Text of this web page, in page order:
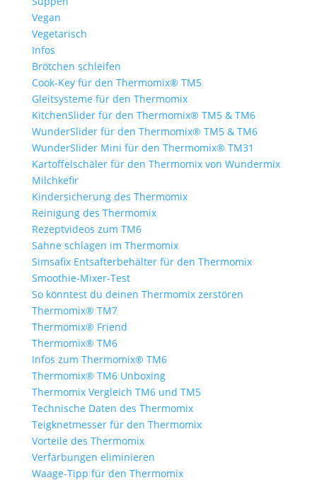
Vegan
Vegetarisch
Infos
Brötchen schleifen
Cook-Key für den Thermomix® TM5
Gleitsysteme für den Thermomix
KitchenSlider für den Thermomix® TM5 & TM6
WunderSlider für den Thermomix® TM5 & TM6
WunderSlider Mini für den Thermomix® TM31
Kartoffelschäler für den Thermomix von Wundermix
Milchkefir
Kindersicherung des Thermomix
Reinigung des Thermomix
Rezeptvideos zum TM6
Sahne schlagen im Thermomix
Simsafix Entsafterbehälter für den Thermomix
Smoothie-Mixer-Test
So könntest du deinen Thermomix zerstören
Thermomix® TM7
Thermomix® Friend
Thermomix® TM6
Infos zum Thermomix® TM6
Thermomix® TM6 Unboxing
Thermomix Vergleich TM6 und TM5
Technische Daten des Thermomix
Teigknetmesser für den Thermomix
Vorteile des Thermomix
Verfärbungen eliminieren
Waage-Tipp für den Thermomix